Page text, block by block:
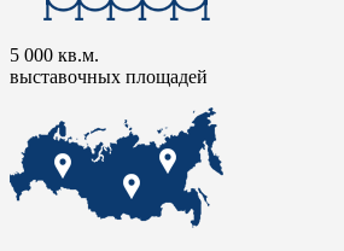
5 000 кв.м.
выставочных площадей